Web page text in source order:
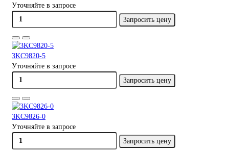
Уточняйте в запросе
Запросить цену
3KC9820-5
Уточняйте в запросе
Запросить цену
3KC9826-0
Уточняйте в запросе
Запросить цену